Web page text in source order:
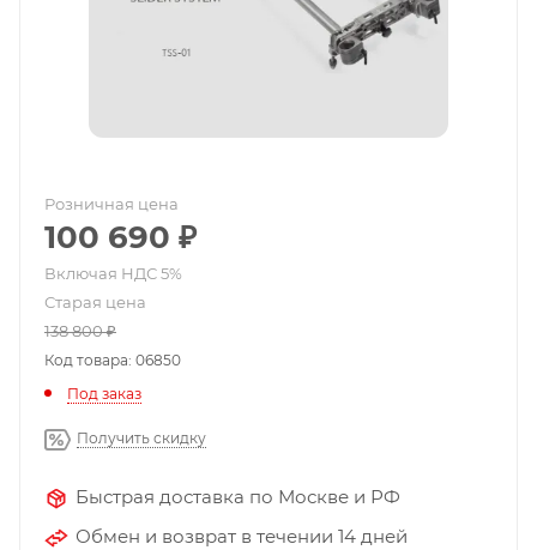
Розничная цена
100 690 ₽
Старая цена
138 800₽
Код товара: 06850
Под заказ
Получить скидку
Быстрая доставка по Москве и РФ
Обмен и возврат в течении 14 дней